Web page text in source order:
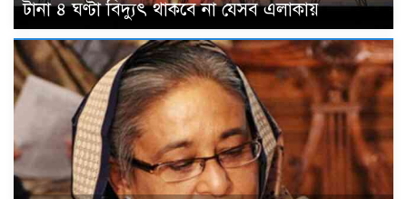
টানা ৪ ঘণ্টা বিদ্যুৎ থাকবে না যেসব এলাকায়